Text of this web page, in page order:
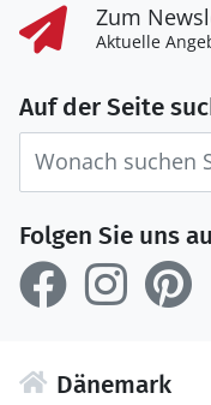
Zum
Aktuelle
Auf der Seite
Folgen Sie uns
Dänemark